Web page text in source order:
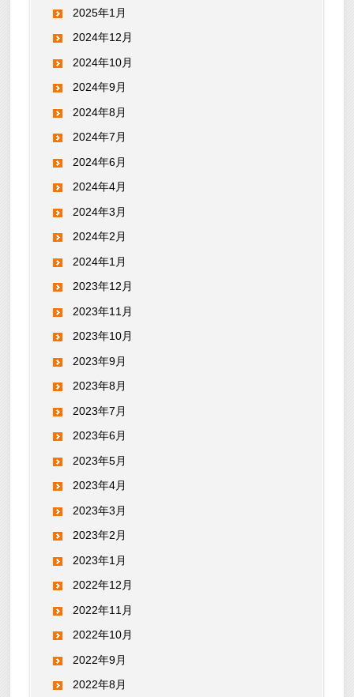
2025年1月
2024年12月
2024年10月
2024年9月
2024年8月
2024年7月
2024年6月
2024年4月
2024年3月
2024年2月
2024年1月
2023年12月
2023年11月
2023年10月
2023年9月
2023年8月
2023年7月
2023年6月
2023年5月
2023年4月
2023年3月
2023年2月
2023年1月
2022年12月
2022年11月
2022年10月
2022年9月
2022年8月